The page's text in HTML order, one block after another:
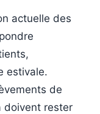
actuelle des
estivale.
de
doivent rester